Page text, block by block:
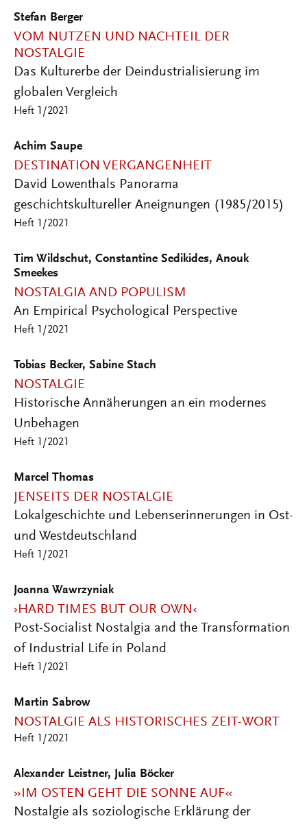
Stefan Berger
VOM NUTZEN UND NACHTEIL DER
NOSTALGIE
Das Kulturerbe der Deindustrialisierung im
globalen Vergleich
Heft 1/2021
Achim Saupe
DESTINATION VERGANGENHEIT
David Lowenthals Panorama
geschichtskultureller Aneignungen (1985/2015)
Heft 1/2021
Tim Wildschut, Constantine Sedikides, Anouk
Smeekes
NOSTALGIA AND POPULISM
An Empirical Psychological Perspective
Heft 1/2021
Tobias Becker, Sabine Stach
NOSTALGIE
Historische Annäherungen an ein modernes
Unbehagen
Heft 1/2021
Marcel Thomas
JENSEITS DER NOSTALGIE
Lokalgeschichte und Lebenserinnerungen in Ost-
und Westdeutschland
Heft 1/2021
Joanna Wawrzyniak
›HARD TIMES BUT OUR OWN‹
Post-Socialist Nostalgia and the Transformation
of Industrial Life in Poland
Heft 1/2021
Martin Sabrow
NOSTALGIE ALS HISTORISCHES ZEIT-WORT
Heft 1/2021
Alexander Leistner, Julia Böcker
»IM OSTEN GEHT DIE SONNE AUF«
Nostalgie als soziologische Erklärung der